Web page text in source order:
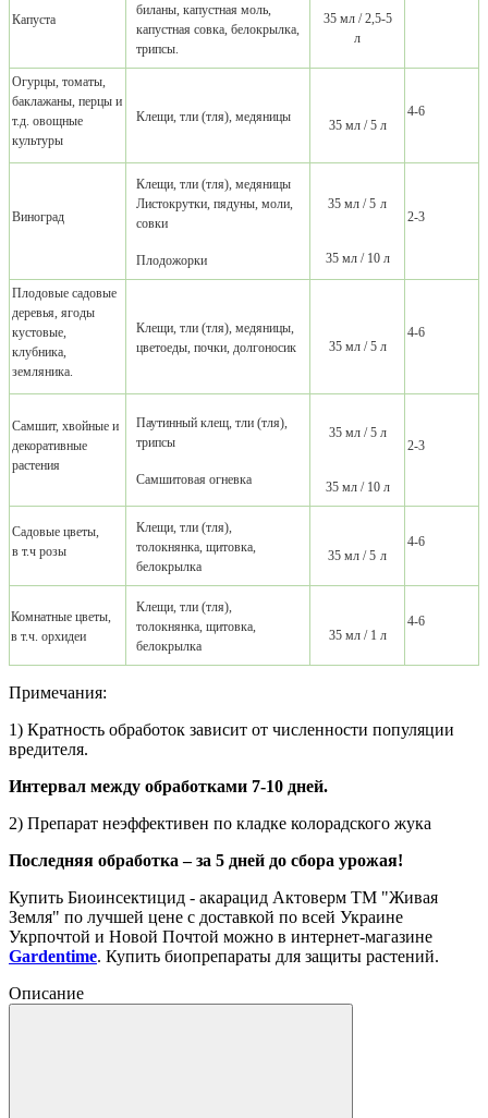
Капуста
биланы, капустная моль,
капустная совка, белокрылка,
трипсы.
35 мл /2,5-5
л
Огурцы, томаты,
баклажаны, перцы и
т.д. овощные
культуры
Клещи, тли (тля), медяницы
35 мл / 5 л
4-6
Виноград
Клещи, тли (тля), медяницы
Листокрутки, пядуны, моли,
совки
Плодожорки
35 мл /5 л
35 мл / 10 л
2-3
Плодовые садовые
деревья, ягоды
кустовые,
клубника,
земляника.
Клещи, тли (тля), медяницы,
цветоеды, почки, долгоносик
35 мл / 5 л
4-6
Самшит, хвойные и
декоративные
растения
Паутинный клещ, тли (тля),
трипсы
Самшитовая огневка
35 мл / 5 л
35 мл / 10 л
2-3
Садовые цветы,
в т.ч розы
Клещи, тли (тля),
толокнянка, щитовка,
белокрылка
35 мл /5 л
4-6
Комнатные цветы,
в т.ч. орхидеи
Клещи, тли (тля),
толокнянка, щитовка,
белокрылка
35 мл / 1 л
4-6
Примечания:
1) Кратность обработок зависит от численности популяции
вредителя.
Интервал между обработками 7-10 дней.
2) Препарат неэффективен по кладке колорадского жука
Последняя обработка – за 5 дней до сбора урожая!
Купить Биоинсектицид - акарацид Актоверм ТМ "Живая
Земля" по лучшей цене с доставкой по всей Украине
Укрпочтой и Новой Почтой можно в интернет-магазине
Gardentime. Купить биопрепараты для защиты растений.
Описание